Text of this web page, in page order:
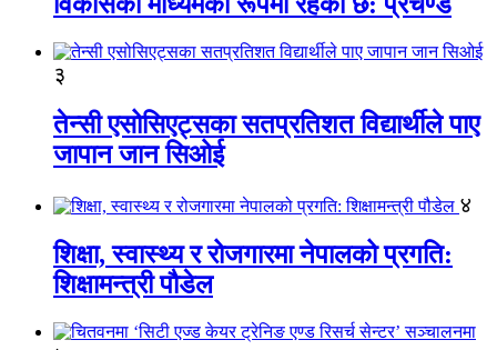
३
तेन्सी एसोसिएट्सका सतप्रतिशत विद्यार्थीले पाए
जापान जान सिओई
४
शिक्षा, स्वास्थ्य र रोजगारमा नेपालको प्रगति:
शिक्षामन्त्री पौडेल